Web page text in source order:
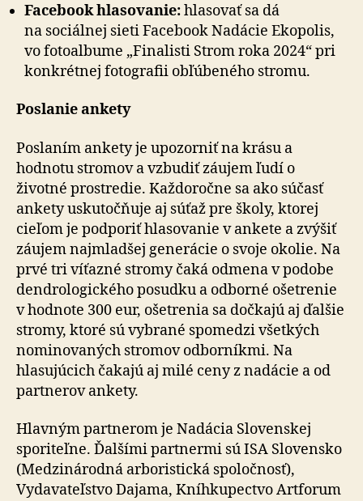
Facebook hlasovanie:hlasovať sa dá
na sociálnej sieti Facebook Nadácie Ekopolis,
vo fotoalbume „Finalisti Strom roka 2024“ pri
konkrétnej fotografii obľúbeného stromu.
Poslanie ankety
Poslaním ankety je upozorniť na krásu a
hodnotu stromov a vzbudiť záujem ľudí o
životné prostredie. Každoročne sa ako súčasť
ankety uskutočňuje aj súťaž pre školy, ktorej
cieľom je podporiť hlasovanie v ankete a zvýšiť
záujem najmladšej generácie o svoje okolie. Na
prvé tri víťazné stromy čaká odmena v podobe
dendrologického posudku a odborné ošetrenie
v hodnote 300 eur, ošetrenia sa dočkajú aj ďalšie
stromy, ktoré sú vybrané spomedzi všetkých
nominovaných stromov odborníkmi. Na
hlasujúcich čakajú aj milé ceny z nadácie a od
partnerov ankety.
Hlavným partnerom je Nadácia Slovenskej
sporiteľne. Ďalšími partnermi sú ISA Slovensko
(Medzinárodná arboristická spoločnosť),
Vydavateľstvo Dajama, Kníhkupectvo Artforum